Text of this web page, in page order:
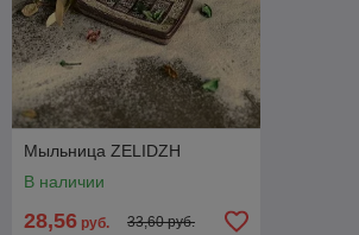
Мыльница ZELIDZH
В наличии
28,56 руб. 33,60 руб.